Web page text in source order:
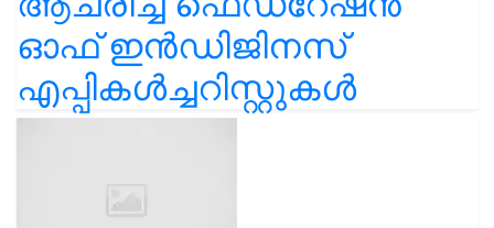
ഓഫ് ഇൻഡിജിനസ്
എപ്പികൾച്ചറിസ്റ്റുകൾ